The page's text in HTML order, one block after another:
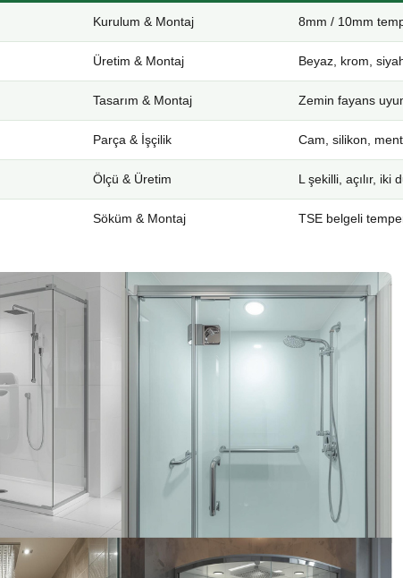
Kurulum & Montaj 8mm / 10mm
Üretim & Montaj Beyaz, krom,
Tasarım & Montaj Zemin fayans
Parça & İşçilik Cam, silikon,
Ölçü & Üretim L şekilli, açılır, iki
Söküm & Montaj TSE belgeli